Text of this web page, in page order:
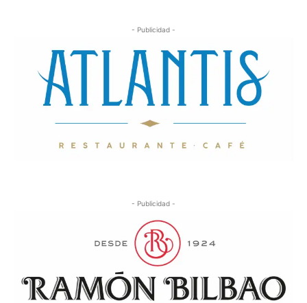
- Publicidad -
- Publicidad -